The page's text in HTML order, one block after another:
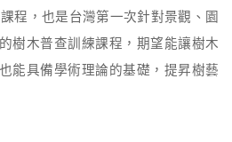
，也是台灣第一次針對景觀、園
樹木普查訓練課程，期望能讓樹木
能具備學術理論的基礎，提昇樹藝